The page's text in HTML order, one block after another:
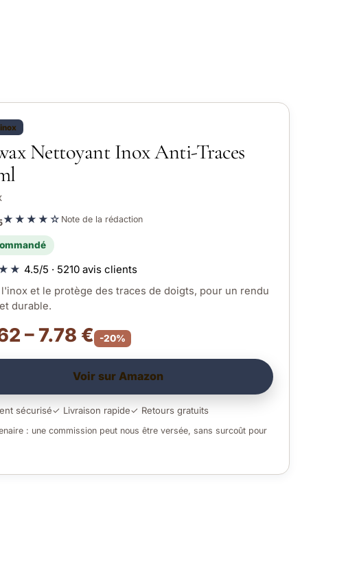
Nettoyant Inox Anti-Traces
★★★★☆ Note de la rédaction
4.5/5 · 5210 avis clients
et le protège des traces de doigts, pour un rendu
durable.
– 7.78 € -20%
Voir sur Amazon
sécurisé✓ Livraison rapide✓ Retours gratuits
: une commission peut nous être versée, sans surcoût pour